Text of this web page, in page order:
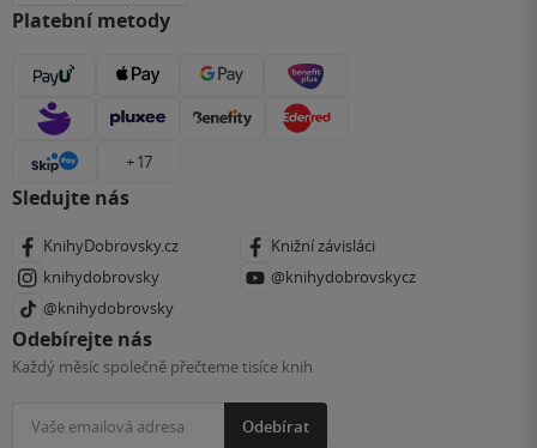
Platební metody
+ 17
Sledujte nás
KnihyDobrovsky.cz
Knižní závisláci
knihydobrovsky
@knihydobrovskycz
@knihydobrovsky
Odebírejte nás
Každý měsíc společně přečteme tisíce knih
Odebírat